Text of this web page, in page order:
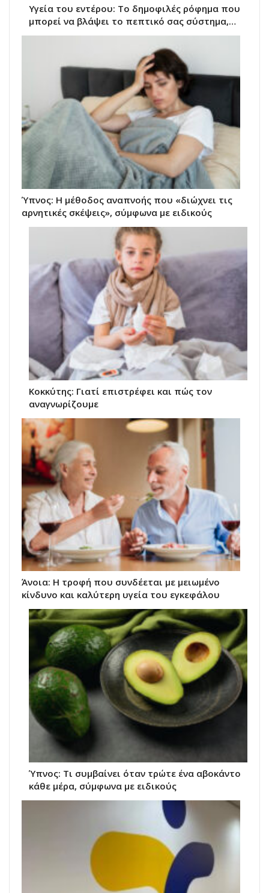
Υγεία του εντέρου: Το δημοφιλές ρόφημα που
μπορεί να βλάψει το πεπτικό σας σύστημα,…
Ύπνος: Η μέθοδος αναπνοής που «διώχνει τις
αρνητικές σκέψεις», σύμφωνα με ειδικούς
Κοκκύτης: Γιατί επιστρέφει και πώς τον
αναγνωρίζουμε
Άνοια: Η τροφή που συνδέεται με μειωμένο
κίνδυνο και καλύτερη υγεία του εγκεφάλου
Ύπνος: Τι συμβαίνει όταν τρώτε ένα αβοκάντο
κάθε μέρα, σύμφωνα με ειδικούς